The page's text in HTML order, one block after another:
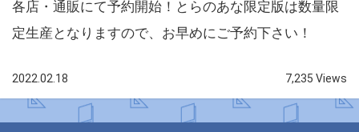
各店・通販にて予約開始！とらのあな限定版は数量限
定生産となりますので、お早めにご予約下さい！
2022.02.18 7,235 Views